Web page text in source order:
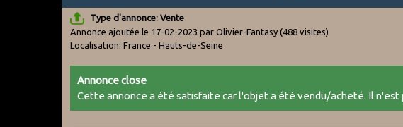
Type d'annonce: Vente
Annonce ajoutée le 17-02-2023 par Olivier-Fantasy(488 visites)
Localisation: France - Hauts-de-Seine
Annonce close
Cette annonce a été satisfaite car l'objet a été vendu/acheté. Il n'est